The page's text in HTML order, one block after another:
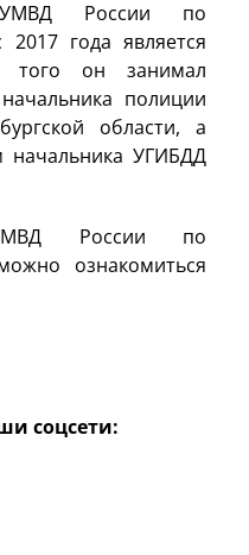
России по
2017 года является
того он занимал
полиции
области, а
начальника УГИБДД
России по
ознакомиться
соцсети: